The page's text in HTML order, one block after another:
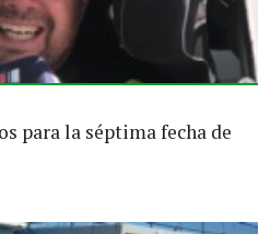
para la séptima fecha de